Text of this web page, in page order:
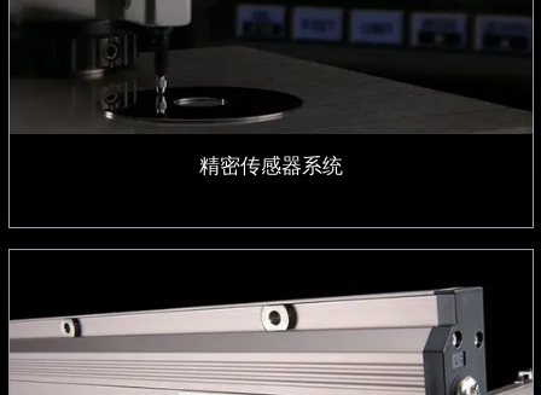
精密传感器系统